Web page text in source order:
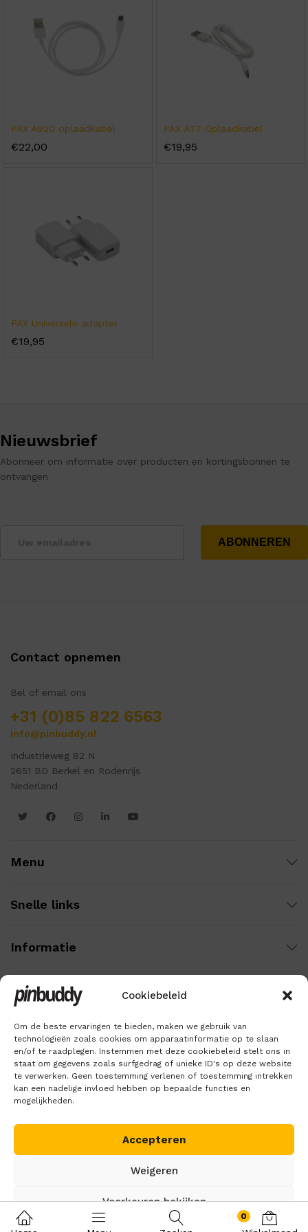
Cookiebeleid
Om de beste ervaringen te bieden, maken we gebruik van
technologieën zoals cookies om apparaatinformatie op te slaan
en/of te raadplegen. Instemmen met deze cookiebeleid stelt ons in
staat om gegevens zoals surfgedrag of unieke ID's op deze website
te verwerken. Geen toestemming verlenen of toestemming intrekken
kan een nadelige invloed hebben op bepaalde functies en
mogelijkheden.
Accepteren
Weigeren
Voorkeuren bekijken
Cookiebeleid Privacybeleid
PAX A920 oplaadkabel
€22,00
PAX A77 Oplaadkabel
€19,95
PAX Universele adapter
€19,95
Nieuwsbrief
Abonneer om informatie over producten en kortingsbonnen te
ontvangen
Contact opnemen
Bel of email ons
+31 (0)85 822 6563
info@pinbuddy.nl
Industrieweg 82 N
2651 BD Berkel en Rodenrijs
Nederland
Menu
Snelle links
Informatie
0